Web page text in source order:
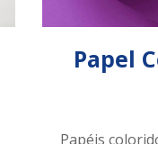
Papel
Papéis